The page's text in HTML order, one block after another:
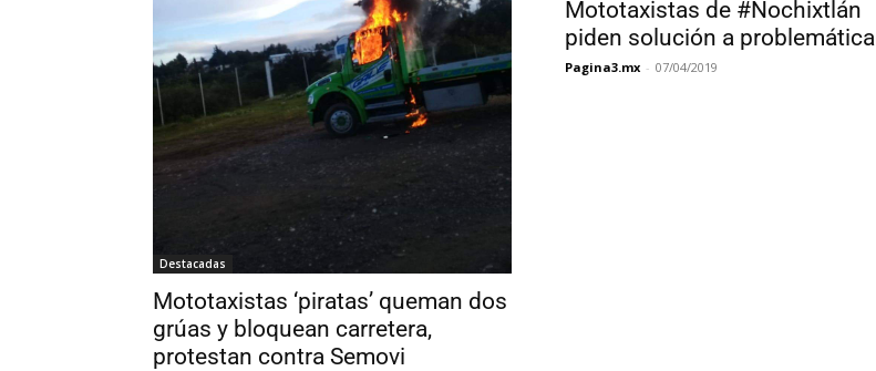
Destacadas
Mototaxistas ‘piratas’ queman dos
grúas y bloquean carretera,
protestan contra Semovi
Mototaxistas de #Nochixtlán
piden solución a problemática
Pagina3.mx - 07/04/2019